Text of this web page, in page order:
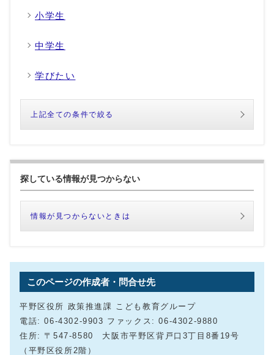
小学生
中学生
学びたい
上記全ての条件で絞る
探している情報が見つからない
情報が見つからないときは
このページの作成者・問合せ先
平野区役所 政策推進課 こども教育グループ
電話: 06-4302-9903 ファックス: 06-4302-9880
住所: 〒547-8580 大阪市平野区背戸口3丁目8番19号
（平野区役所2階）